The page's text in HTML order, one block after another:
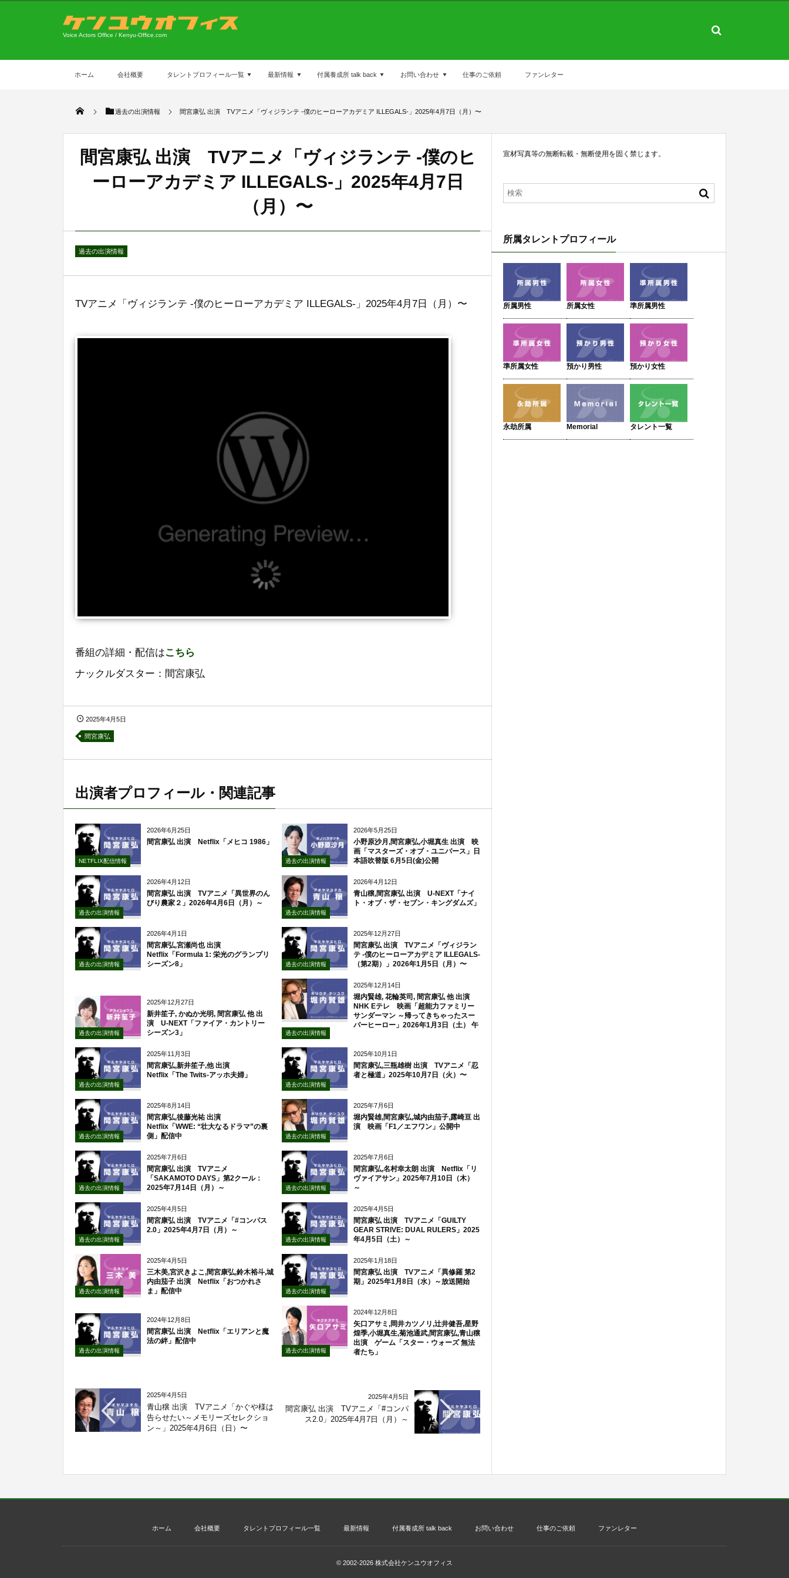
Voice Actors Office / Kenyu-Office.com
ホーム 会社概要 タレントプロフィール一覧 最新情報 付属養成所 talk back お問い合わせ 仕事のご依頼 ファンレター
過去の出演情報 間宮康弘 出演 TVアニメ「ヴィジランテ -僕のヒーローアカデミア ILLEGALS-」2025年4月7日（月）〜
間宮康弘 出演 TVアニメ「ヴィジランテ -僕のヒ
ーローアカデミア ILLEGALS-」2025年4月7日
（月）〜
過去の出演情報
TVアニメ「ヴィジランテ -僕のヒーローアカデミア ILLEGALS-」2025年4月7日（月）〜
番組の詳細・配信はこちら
ナックルダスター：間宮康弘
2025年4月5日
間宮康弘
出演者プロフィール・関連記事
2026年6月25日
NETFLIX配信情報
間宮康弘 出演 Netflix「メヒコ 1986」
2026年5月25日
過去の出演情報
小野原沙月,間宮康弘,小堀真生 出演 映
画「マスターズ・オブ・ユニバース」日
本語吹替版 6月5日(金)公開
2026年4月12日
過去の出演情報
間宮康弘 出演 TVアニメ「異世界のん
びり農家２」2026年4月6日（月）～
2026年4月12日
過去の出演情報
青山穣,間宮康弘 出演 U-NEXT「ナイ
ト・オブ・ザ・セブン・キングダムズ」
2026年4月1日
過去の出演情報
間宮康弘,宮瀬尚也 出演
Netflix「Formula 1: 栄光のグランプリ
シーズン8」
2025年12月27日
過去の出演情報
間宮康弘 出演 TVアニメ「ヴィジラン
テ -僕のヒーローアカデミア ILLEGALS-
（第2期）」2026年1月5日（月）〜
2025年12月27日
過去の出演情報
新井笙子, かぬか光明, 間宮康弘 他 出
演 U-NEXT「ファイア・カントリー
シーズン3」
2025年12月14日
過去の出演情報
堀内賢雄, 花輪英司, 間宮康弘 他 出演
NHK Eテレ 映画「超能力ファミリー
サンダーマン ～帰ってきちゃったスー
パーヒーロー」2026年1月3日（土） 午
後4：30～
2025年11月3日
過去の出演情報
間宮康弘,新井笙子,他 出演
Netflix「The Twits-アッホ夫婦」
2025年10月1日
過去の出演情報
間宮康弘,三瓶雄樹 出演 TVアニメ「忍
者と極道」2025年10月7日（火）〜
2025年8月14日
過去の出演情報
間宮康弘,後藤光祐 出演
Netflix「WWE: “壮大なるドラマ”の裏
側」配信中
2025年7月6日
過去の出演情報
堀内賢雄,間宮康弘,城内由茄子,露崎亘 出
演 映画「F1／エフワン」公開中
2025年7月6日
過去の出演情報
間宮康弘 出演 TVアニメ
「SAKAMOTO DAYS」第2クール：
2025年7月14日（月）～
2025年7月6日
過去の出演情報
間宮康弘,名村幸太朗 出演 Netflix「リ
ヴァイアサン」2025年7月10日（木）
～
2025年4月5日
過去の出演情報
間宮康弘 出演 TVアニメ「#コンパス
2.0」2025年4月7日（月）～
2025年4月5日
過去の出演情報
間宮康弘 出演 TVアニメ「GUILTY
GEAR STRIVE: DUAL RULERS」2025
年4月5日（土）～
2025年4月5日
過去の出演情報
三木美,宮沢きよこ,間宮康弘,鈴木裕斗,城
内由茄子 出演 Netflix「おつかれさ
ま」配信中
2025年1月18日
過去の出演情報
間宮康弘 出演 TVアニメ「異修羅 第2
期」2025年1月8日（水）～放送開始
2024年12月8日
過去の出演情報
間宮康弘 出演 Netflix「エリアンと魔
法の絆」配信中
2024年12月8日
過去の出演情報
矢口アサミ,岡井カツノリ,辻井健吾,星野
煌季,小堀真生,菊池通武,間宮康弘,青山穣
出演 ゲーム「スター・ウォーズ 無法
者たち」
2025年4月5日
青山穣 出演 TVアニメ「かぐや様は
告らせたい～メモリーズセレクショ
ン～」2025年4月6日（日）〜
2025年4月5日
間宮康弘 出演 TVアニメ「#コンパ
ス2.0」2025年4月7日（月）～
宣材写真等の無断転載・無断使用を固く禁じます。
所属タレントプロフィール
所属男性 所属女性 準所属男性
準所属女性 預かり男性 預かり女性
永劫所属 Memorial タレント一覧
ホーム 会社概要 タレントプロフィール一覧 最新情報 付属養成所 talk back お問い合わせ 仕事のご依頼 ファンレター
© 2002-2026 株式会社ケンユウオフィス